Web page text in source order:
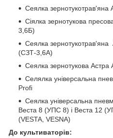
Сеялка
Сіялка зернотукова
3,6Б)
Сеялка
(СЗТ-3,6А)
Сеялка зернотукова
Селялка універсальна
Profi
Сеялка універсальна
Веста 8 (УПС 8) і Веста 12
(VESTA, VESNA)
До культиваторів: